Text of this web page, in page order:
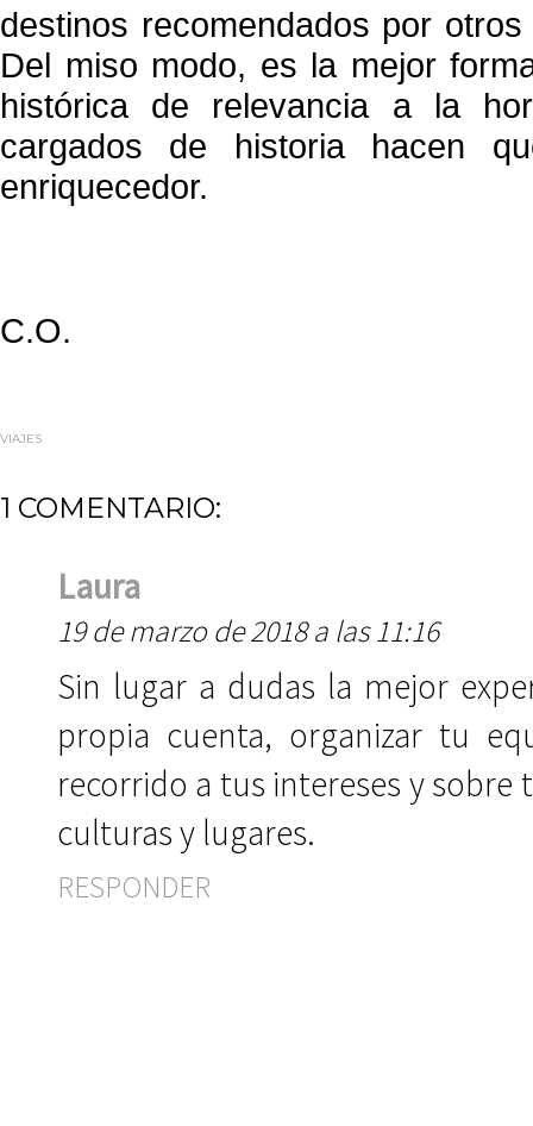
destinos recomendados por
Del miso modo, es la mejor
histórica de relevancia a la
cargados de historia hacen
enriquecedor.
C.O.
VIAJES
1 COMENTARIO:
Laura
19 de marzo de 2018 a las 11:16
Sin lugar a dudas la mejor
propia cuenta, organizar tu
recorrido a tus intereses y sobre
culturas y lugares.
RESPONDER